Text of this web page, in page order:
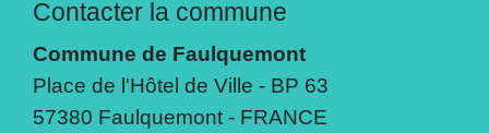
Contacter la commune
Commune de Faulquemont
Place de l'Hôtel de Ville - BP 63
57380 Faulquemont - FRANCE